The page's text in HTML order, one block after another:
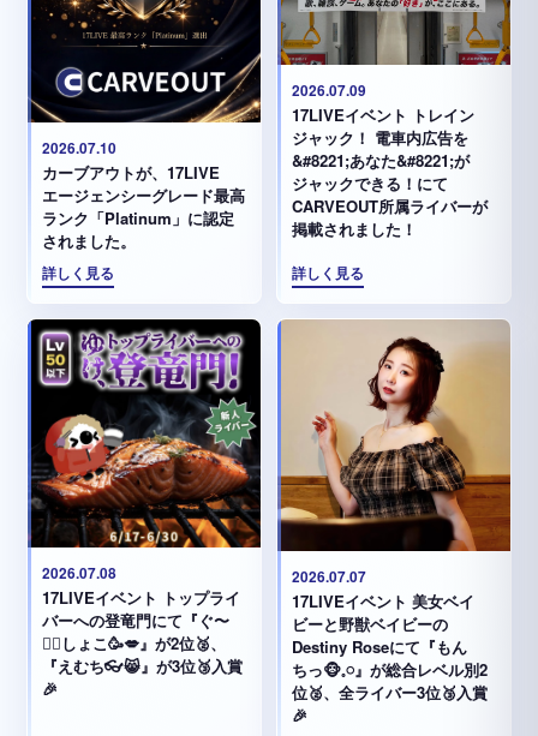
2026.07.10
カーブアウトが、17LIVE
エージェンシーグレード最高
ランク「Platinum」に認定
されました。
詳しく見る
2026.07.09
17LIVEイベント トレイン
ジャック！ 電車内広告を
&#8221;あなた&#8221;が
ジャックできる！にて
CARVEOUT所属ライバーが
掲載されました！
詳しく見る
2026.07.08
17LIVEイベント トップライ
バーへの登竜門にて『ぐ〜
✊🏻‪しょこ🥳💋』が2位🥈、
『えむち👓😸』が3位🥉入賞
🎉
2026.07.07
17LIVEイベント 美女ベイ
ビーと野獣ベイビーの
Destiny Roseにて『もん
ちっ🐵𓈒𓏸︎︎︎︎』が総合レベル別2
位🥈、全ライバー3位🥉入賞
🎉